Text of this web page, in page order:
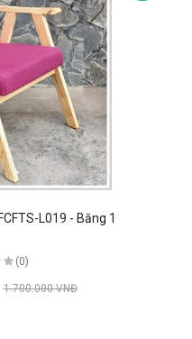
L019 - Băng 1
(0)
1.700.000 VNĐ